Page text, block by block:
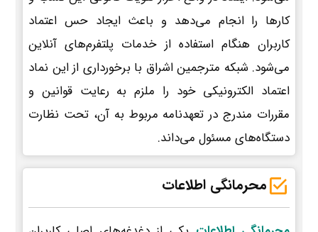
کارها را انجام می‌دهد و باعث ایجاد حس اعتماد
کاربران هنگام استفاده از خدمات پلتفرم‌های آنلاین
می‌شود. شبکه مترجمین اشراق با برخورداری از این نماد
اعتماد الکترونیکی خود را ملزم به رعایت قوانین و
مقررات مندرج در تعهدنامه مربوط به آن، تحت نظارت
دستگاه‌های مسئول می‌داند.
محرمانگی اطلاعات